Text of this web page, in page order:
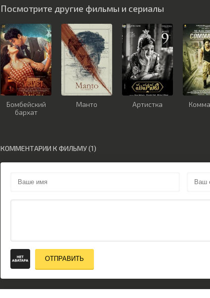
Посмотрите другие фильмы и сериалы
Бомбейский
бархат
Манто Артистка
КОММЕНТАРИИ К ФИЛЬМУ (1)
ОТПРАВИТЬ